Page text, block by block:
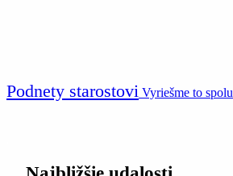
Podnety starostovi Vyriešme to spolu